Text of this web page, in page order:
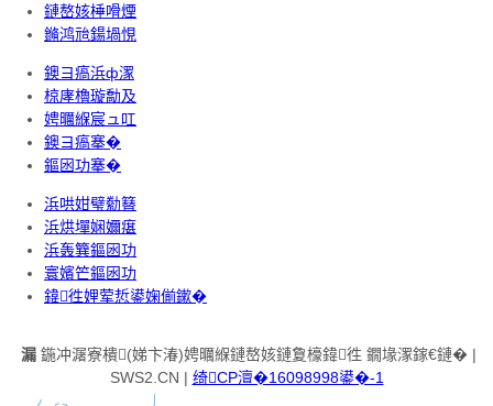
鏈嶅姟棰嗗煙
鏅鸿兘鍚堝悓
鐭ヨ瘑浜ф潈
椋庨櫓璇勪及
娉曞緥宸ュ叿
鐭ヨ瘑搴�
鏂囦功搴�
浜哄姏璧勬簮
浜烘墠娴嬭瘎
浜轰簨鏂囦功
寰嬪笀鏂囦功
鍏徃娌荤悊鍙婅偂鏉�
漏 鍦冲潳寮樻(娣卞湷)娉曞緥鏈嶅姟鏈夐檺鍏徃 鐗堟潈鎵€鏈� |
SWS2.CN | 绮CP澶�16098998鍙�-1